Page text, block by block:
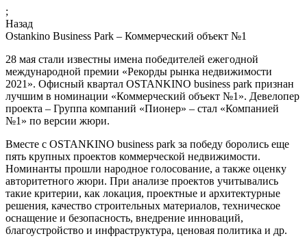
;
Назад
Ostankino Business Park – Коммерческий объект №1
28 мая стали известны имена победителей ежегодной
международной премии «Рекорды рынка недвижимости
2021». Офисный квартал OSTANKINO business park признан
лучшим в номинации «Коммерческий объект №1». Девелопер
проекта – Группа компаний «Пионер» – стал «Компанией
№1» по версии жюри.
Вместе с OSTANKINO business park за победу боролись еще
пять крупных проектов коммерческой недвижимости.
Номинанты прошли народное голосование, а также оценку
авторитетного жюри. При анализе проектов учитывались
такие критерии, как локация, проектные и архитектурные
решения, качество строительных материалов, техническое
оснащение и безопасность, внедрение инноваций,
благоустройство и инфраструктура, ценовая политика и др.